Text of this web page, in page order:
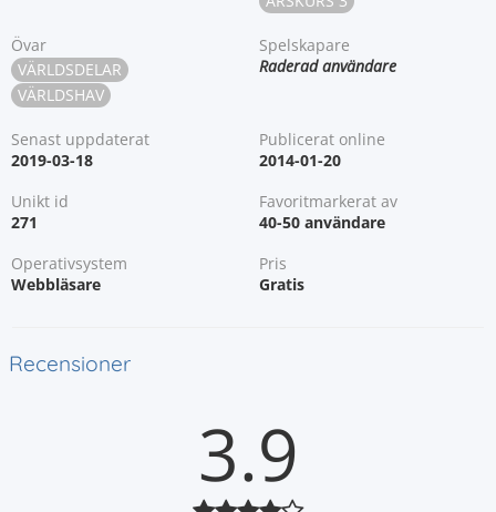
Övar
VÄRLDSDELAR
VÄRLDSHAV
Spelskapare
Raderad användare
Senast uppdaterat
2019-03-18
Publicerat online
2014-01-20
Unikt id
271
Favoritmarkerat av
40-50 användare
Operativsystem
Webbläsare
Pris
Gratis
Recensioner
3.9